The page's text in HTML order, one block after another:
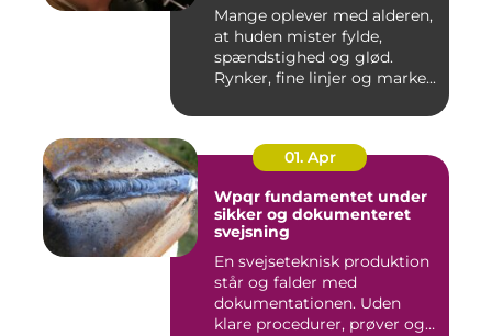
Mange oplever med alderen,
at huden mister fylde,
spændstighed og glød.
Rynker, fine linjer og marke...
01. Apr
Wpqr fundamentet under
sikker og dokumenteret
svejsning
En svejseteknisk produktion
står og falder med
dokumentationen. Uden
klare procedurer, prøver og